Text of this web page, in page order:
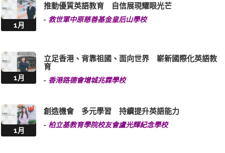
1月
推動優質英語教育 自信展現耀眼光芒
- 救世軍中原慈善基金皇后山學校
1月
立足香港、背靠祖國、面向世界 嶄新國際化英語教
育
- 香港路德會增城兆霖學校
1月
創造機會 多元學習 持續提升英語能力
- 柏立基教育學院校友會盧光輝紀念學校